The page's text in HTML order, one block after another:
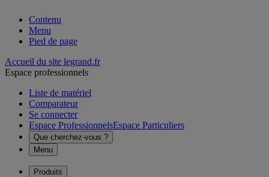
Contenu
Menu
Pied de page
Accueil du site legrand.fr
Espace professionnels
Liste de matériel
Comparateur
Se connecter
Espace ProfessionnelsEspace Particuliers
Que cherchez-vous ?
Menu
Produits